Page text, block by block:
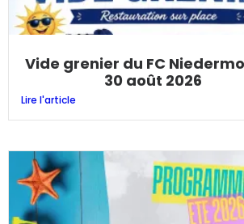
Vide grenier du FC
30 août 2026
Lire l'article